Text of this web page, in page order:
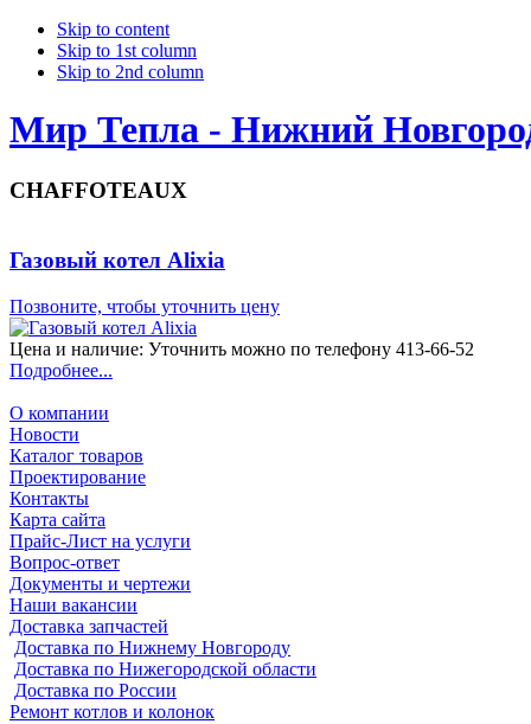
Skip to content
Skip to 1st column
Skip to 2nd column
Мир Тепла - Нижний
CHAFFOTEAUX
Газовый котел Alixia
Позвоните, чтобы уточнить цену
Цена и наличие: Уточнить можно по телефону 413-66-52
Подробнее...
О компании
Новости
Каталог товаров
Проектирование
Контакты
Карта сайта
Прайс-Лист на услуги
Вопрос-ответ
Документы и чертежи
Наши вакансии
Доставка запчастей
Доставка по Нижнему Новгороду
Доставка по Нижегородской области
Доставка по России
Ремонт котлов и колонок